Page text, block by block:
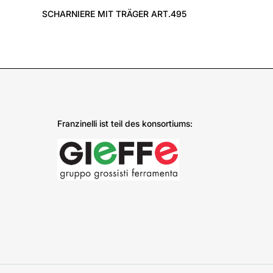
SCHARNIERE MIT TRÄGER ART.495
Franzinelli ist teil des konsortiums: